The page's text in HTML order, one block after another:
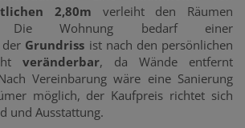
2,80m verleiht den Räumen
Die Wohnung bedarf einer
der Grundriss ist nach den persönlichen
veränderbar, da Wände entfernt
Vereinbarung wäre eine Sanierung
möglich, der Kaufpreis richtet sich
und Ausstattung.